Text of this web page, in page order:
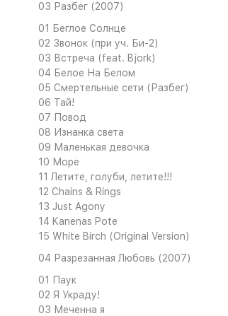
03 Разбег (2007)
01 Беглое Солнце
02 Звонок (при уч. Би-2)
03 Встреча (feat. Bjork)
04 Белое На Белом
05 Смертельные сети (Разбег)
06 Тай!
07 Повод
08 Изнанка света
09 Маленькая девочка
10 Море
11 Летите, голуби, летите!!!
12 Chains & Rings
13 Just Agony
14 Kanenas Pote
15 White Birch (Original Version)
04 Разрезанная Любовь (2007)
01 Паук
02 Я Украду!
03 Меченна я